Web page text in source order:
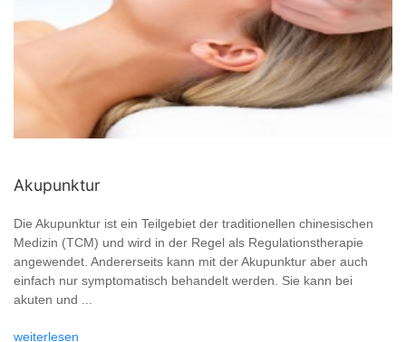
Akupunktur
Die Akupunktur ist ein Teilgebiet der traditionellen chinesischen
Medizin (TCM) und wird in der Regel als Regulationstherapie
angewendet. Andererseits kann mit der Akupunktur aber auch
einfach nur symptomatisch behandelt werden. Sie kann bei
akuten und ...
weiterlesen